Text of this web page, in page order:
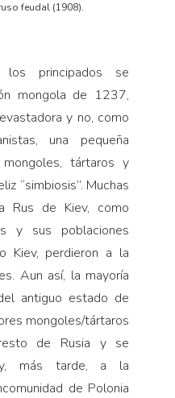
feudal (1908).
los principados se
mongola de 1237,
y no, como
una pequeña
tártaros y
“simbiosis”. Muchas
Rus de Kiev, como
y sus poblaciones
Kiev, perdieron a la
Aun así, la mayoría
antiguo estado de
mongoles/tártaros
de Rusia y se
más tarde, a la
de Polonia